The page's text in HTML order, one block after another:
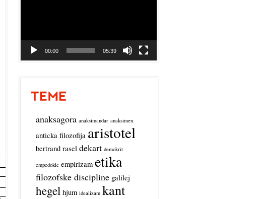
00:00 05:39
anaksagora anaksimandar anaksimen
anticka filozofija aristotel
bertrand rasel dekart demokrit
empedokle empirizam etika
filozofske discipline galilej
hegel hjum idealizam kant